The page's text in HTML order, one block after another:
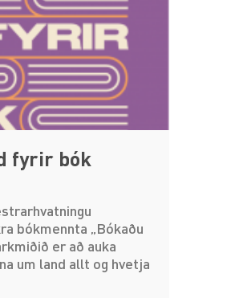
fyrir bók
bókmennta „Bókaðu
er að auka
um land allt og hvetja